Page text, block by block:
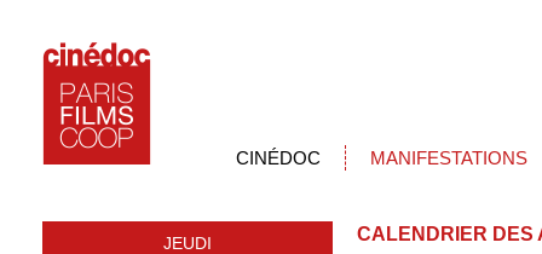
CINÉDOC MANIFESTATIONS
JEUDI CALENDRIER DES